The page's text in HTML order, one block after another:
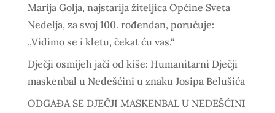
Marija Golja, najstarija žiteljica Općine Sveta
Nedelja, za svoj 100. rođendan, poručuje:
„Vidimo se i kletu, čekat ću vas.“
Dječji osmijeh jači od kiše: Humanitarni Dječji
maskenbal u Nedešćini u znaku Josipa Belušića
ODGAĐA SE DJEČJI MASKENBAL U NEDEŠĆINI